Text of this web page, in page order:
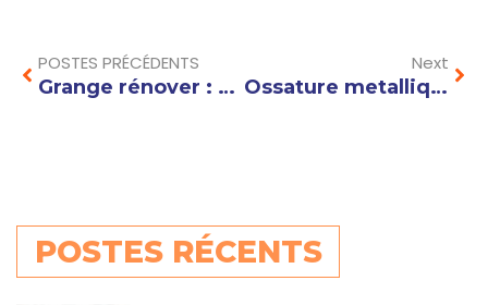
POSTES PRÉCÉDENTS
Grange rénover : astuces et conseils pour transformer un vieux bâtiment en logement cosy
Next
Ossature metallique pour maison : avantages et inconvénients à connaître avant de construire
POSTES RÉCENTS